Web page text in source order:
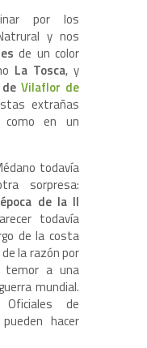
por los
y nos
de un color
La Tosca, y
deVilaflor de
extrañas
como en un
todavía
sorpresa:
de la II
todavía
de la costa
la razón por
temor a una
mundial.
de
hacer